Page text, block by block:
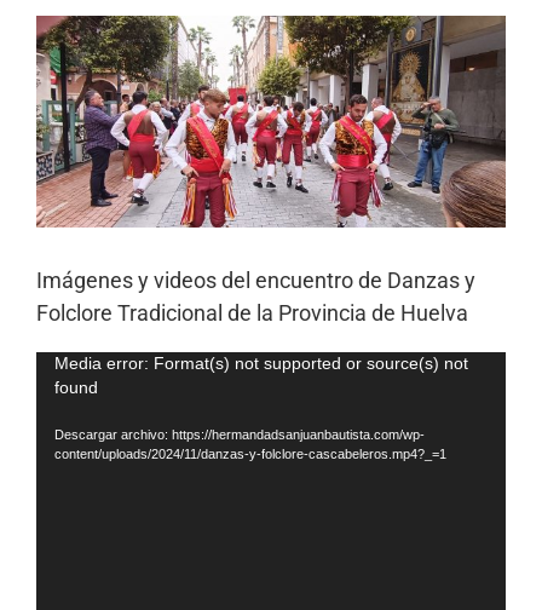
Ver
imagen
más
grande
Imágenes y videos del encuentro de Danzas y
Folclore Tradicional de la Provincia de Huelva
Reproductor
de
vídeo
Media error: Format(s) not supported or source(s) not
found
Descargar archivo: https://hermandadsanjuanbautista.com/wp-
content/uploads/2024/11/danzas-y-folclore-cascabeleros.mp4?_=1